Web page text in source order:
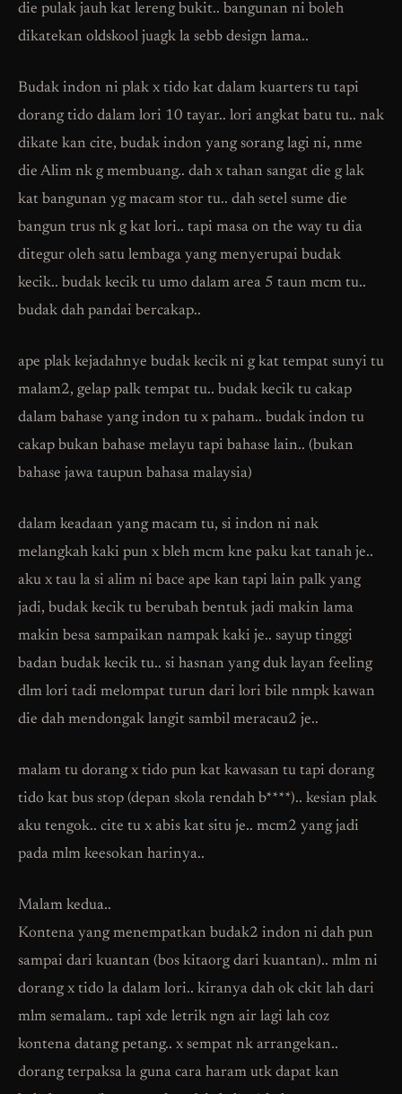
die pulak jauh kat lereng bukit.. bangunan ni boleh
dikatekan oldskool juagk la sebb design lama..
Budak indon ni plak x tido kat dalam kuarters tu tapi
dorang tido dalam lori 10 tayar.. lori angkat batu tu.. nak
dikate kan cite, budak indon yang sorang lagi ni, nme
die Alim nk g membuang.. dah x tahan sangat die g lak
kat bangunan yg macam stor tu.. dah setel sume die
bangun trus nk g kat lori.. tapi masa on the way tu dia
ditegur oleh satu lembaga yang menyerupai budak
kecik.. budak kecik tu umo dalam area 5 taun mcm tu..
budak dah pandai bercakap..
ape plak kejadahnye budak kecik ni g kat tempat sunyi tu
malam2, gelap palk tempat tu.. budak kecik tu cakap
dalam bahase yang indon tu x paham.. budak indon tu
cakap bukan bahase melayu tapi bahase lain.. (bukan
bahase jawa taupun bahasa malaysia)
dalam keadaan yang macam tu, si indon ni nak
melangkah kaki pun x bleh mcm kne paku kat tanah je..
aku x tau la si alim ni bace ape kan tapi lain palk yang
jadi, budak kecik tu berubah bentuk jadi makin lama
makin besa sampaikan nampak kaki je.. sayup tinggi
badan budak kecik tu.. si hasnan yang duk layan feeling
dlm lori tadi melompat turun dari lori bile nmpk kawan
die dah mendongak langit sambil meracau2 je..
malam tu dorang x tido pun kat kawasan tu tapi dorang
tido kat bus stop (depan skola rendah b****).. kesian plak
aku tengok.. cite tu x abis kat situ je.. mcm2 yang jadi
pada mlm keesokan harinya..
Malam kedua..
Kontena yang menempatkan budak2 indon ni dah pun
sampai dari kuantan (bos kitaorg dari kuantan).. mlm ni
dorang x tido la dalam lori.. kiranya dah ok ckit lah dari
mlm semalam.. tapi xde letrik ngn air lagi lah coz
kontena datang petang.. x sempat nk arrangekan..
dorang terpaksa la guna cara haram utk dapat kan